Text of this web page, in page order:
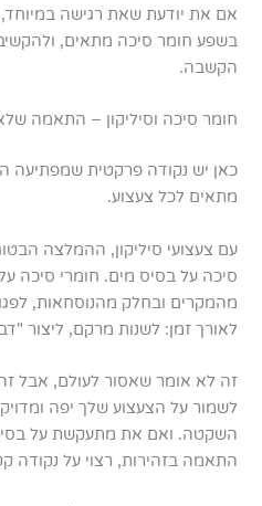
אם את יודעת שאת רגישה
בשפע חומר סיכה מתאים,
הקשבה.
חומר סיכה וסיליקון – התאמה
כאן יש נקודה פרקטית שמפתיעה
מתאים לכל צעצוע.
עם צעצועי סיליקון, ההמלצה
סיכה על בסיס מים. חומרי סיכה
מהמקרים ובחלק מהנוסחאות,
לאורך זמן: לשנות מרקם, ליצור
זה לא אומר שאסור לעולם, אבל
לשמור על הצעצוע שלך יפה
השקטה. ואם את מתעקשת על בסיס
התאמה בזהירות, רצוי על נקודה